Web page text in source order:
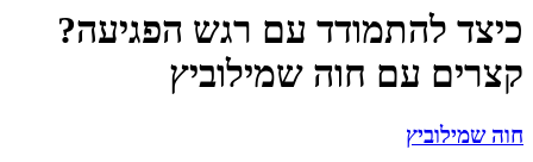
כיצד להתמודד עם רגש הפגיעה?
קצרים עם חוה שמילוביץ
חוה שמילוביץ